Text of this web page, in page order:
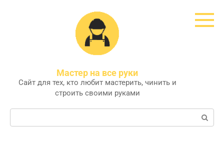
Мастер на все руки
Сайт для тех, кто любит мастерить, чинить и
строить своими руками
Поиск: